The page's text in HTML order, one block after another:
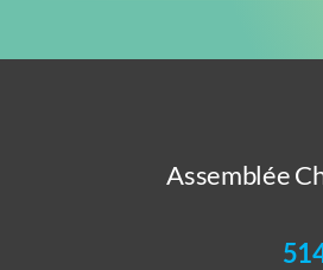
Assemblée